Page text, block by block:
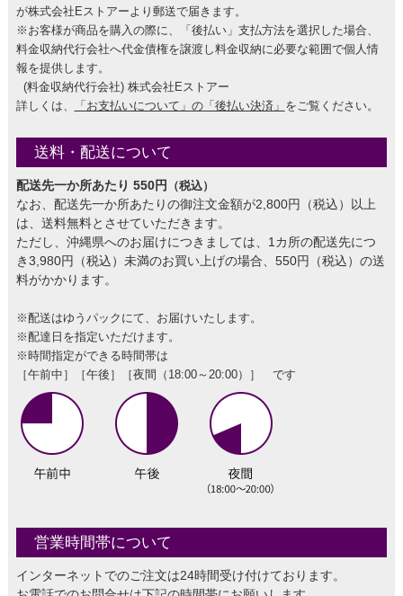
が株式会社Eストアーより郵送で届きます。
※お客様が商品を購入の際に、「後払い」支払方法を選択した場合、
料金収納代行会社へ代金債権を譲渡し料金収納に必要な範囲で個人情
報を提供します。
(料金収納代行会社) 株式会社Eストアー
詳しくは、
「お支払いについて」の「後払い決済」 をご覧ください。
送料・配送について
配送先一か所あたり 550円 （税込）
なお、配送先一か所あたりの御注文金額が2,800円（税込）以上
は、送料無料とさせていただきます。
ただし、沖縄県へのお届けにつきましては、1カ所の配送先につ
き3,980円（税込）未満のお買い上げの場合、550円（税込）の送
料がかかります。
※配送はゆうパックにて、お届けいたします。
※配達日を指定いただけます。
※時間指定ができる時間帯は
［午前中］［午後］［夜間（18:00～20:00）］ です
営業時間帯について
インターネットでのご注文は24時間受け付けております。